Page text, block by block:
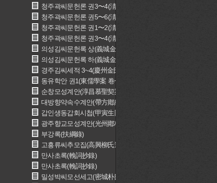
청주곽씨문헌론 권3〜4(淸州郭氏文獻錄 卷三〜四)
청주곽씨문헌론 권5〜6(淸州郭氏文獻錄 卷五〜六)
청주곽씨문헌론 권1〜2(淸州郭氏文獻錄 卷一〜二)
청주곽씨문헌론 권3〜4(淸州郭氏文獻錄 卷三〜四)
의성김씨문헌록 상(義城金氏文獻錄 上)
의성김씨문헌록 하(義城金氏文獻錄 下)
경주김씨세적 3~4(慶州金氏世蹟 三~四)
동유학안 권1(東儒學案 卷一)
순창모성계안(淳昌慕聖契案)
대방향약속수계안(帶方鄕約續修縘案)
갑인생동갑회시첩(甲寅生同甲會詩帖)
광주향교모성계안(光州鄕校慕聖契)
부강록(扶綱錄)
고흥류씨추모집(高興柳氏追慕集)
만사초록(輓詞抄錄)
만사초록(輓詞抄錄)
밀성박씨모선세고(密城朴氏慕先世稿)